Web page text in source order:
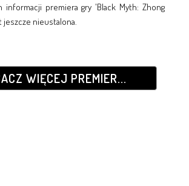
informacji premiera gry 'Black Myth: Zhong
jeszcze nieustalona.
WIĘCEJ PREMIER...